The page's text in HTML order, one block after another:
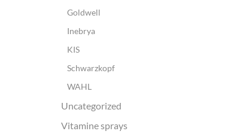
Goldwell
Inebrya
KIS
Schwarzkopf
WAHL
Uncategorized
Vitamine sprays